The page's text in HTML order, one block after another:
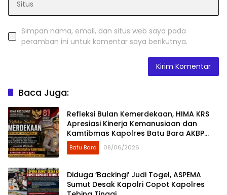
Simpan nama, email, dan situs web saya pada
peramban ini untuk komentar saya berikutnya.
Baca Juga:
Refleksi Bulan Kemerdekaan, HIMA KRS
Apresiasi Kinerja Kemanusiaan dan
Kamtibmas Kapolres Batu Bara AKBP
Dony Satria Wicaksono
Batu Bara 08/06/2026
Diduga ‘Backingi’ Judi Togel, ASPEMA
Sumut Desak Kapolri Copot Kapolres